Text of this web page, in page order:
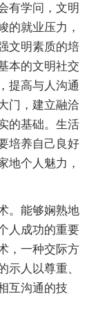
有学问，文明
的就业压力，
文明素质的培
本的文明社交
提高与人沟通
门，建立融洽
的基础。生活
培养自己良好
地个人魅力，
。能够娴熟地
人成功的重要
，一种交际方
示人以尊重、
互沟通的技